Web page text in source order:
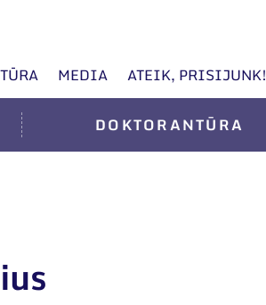
MEDIA ATEIK, PRISIJUNK!
DOKTORANTŪRA